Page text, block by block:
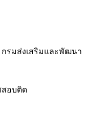
รมส่งเสริมและพัฒนา
สอบติด